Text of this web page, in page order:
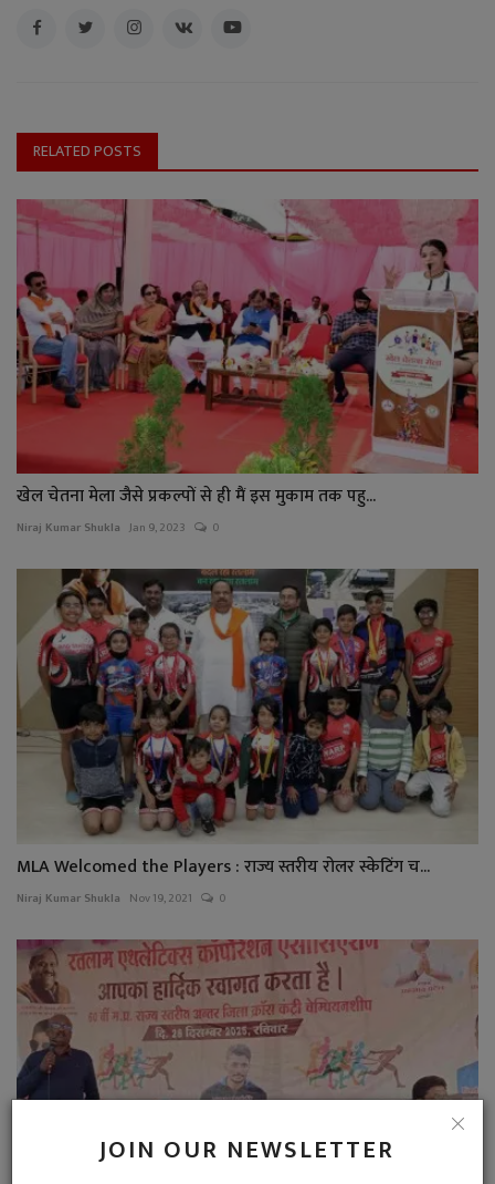
JOIN OUR NEWSLETTER
RELATED POSTS
खेल चेतना मेला जैसे प्रकल्पों से ही मैं इस मुकाम तक पहु...
Niraj Kumar Shukla Jan 9, 2023 0
MLA Welcomed the Players : राज्य स्तरीय रोलर स्केटिंग च...
Niraj Kumar Shukla Nov 19, 2021 0